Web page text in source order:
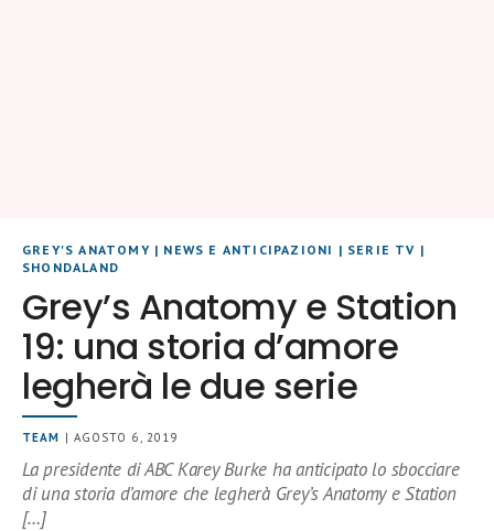
GREY'S ANATOMY| NEWS E ANTICIPAZIONI | SERIE TV |
SHONDALAND
Grey’s Anatomy e Station
19: una storia d’amore
legherà le due serie
TEAM | AGOSTO 6, 2019
La presidente di ABC Karey Burke ha anticipato lo sbocciare
di una storia d’amore che legherà Grey’s Anatomy e Station
[…]